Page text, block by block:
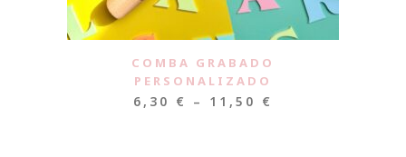
COMBA GRABADO
PERSONALIZADO
6,30 € – 11,50 €